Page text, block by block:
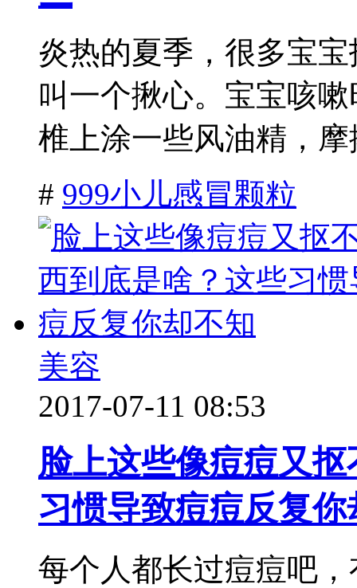
炎热的夏季，很多宝
叫一个揪心。宝宝咳
椎上涂一些风油精，摩
# 999小儿感冒颗粒
美容
2017-07-11 08:53
脸上这些像痘痘又
习惯导致痘痘反复你
每个人都长过痘痘吧